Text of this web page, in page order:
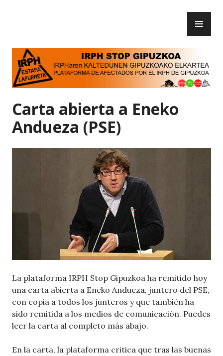
Carta abierta a Eneko
Andueza (PSE)
La plataforma IRPH Stop Gipuzkoa ha remitido hoy
una carta abierta a Eneko Andueza, juntero del PSE,
con copia a todos los junteros y que también ha
sido remitida a los medios de comunicación. Puedes
leer la carta al completo más abajo.
En la carta, la plataforma critica que tras las buenas